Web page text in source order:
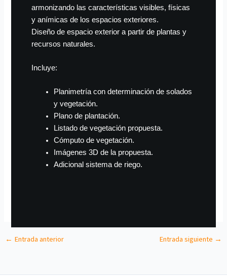
armonizando las características visibles, físicas
y anímicas de los espacios exteriores.
Diseño de espacio exterior a partir de plantas y
recursos naturales.
Incluye:
Planimetría con determinación de solados
y vegetación.
Plano de plantación.
Listado de vegetación propuesta.
Cómputo de vegetación.
Imágenes 3D de la propuesta.
Adicional sistema de riego.
← Entrada anterior Entrada siguiente →